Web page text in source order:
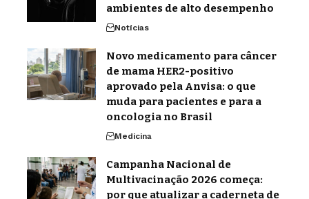
ambientes de alto desempenho
Notícias
Novo medicamento para câncer
de mama HER2-positivo
aprovado pela Anvisa: o que
muda para pacientes e para a
oncologia no Brasil
Medicina
Campanha Nacional de
Multivacinação 2026 começa:
por que atualizar a caderneta de